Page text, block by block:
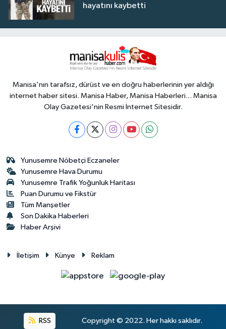
hayatını kaybetti
Manisa'nın tarafsız, dürüst ve en doğru haberlerinin yer aldığı
internet haber sitesi. Manisa Haber, Manisa Haberleri... Manisa
Olay Gazetesi'nin Resmi İnternet Sitesidir.
Yunusemre Nöbetçi Eczaneler
Yunusemre Hava Durumu
Yunusemre Trafik Yoğunluk Haritası
Puan Durumu ve Fikstür
Tüm Manşetler
Son Dakika Haberleri
Haber Arşivi
İletişim Künye Reklam
RSS Copyright © 2022. Her hakkı saklıdır.